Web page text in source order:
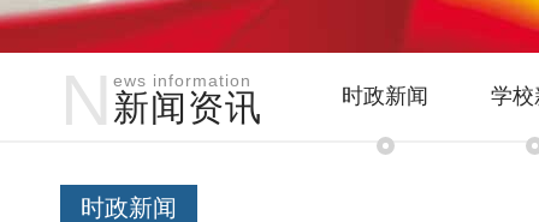
N ews information
新闻资讯 时政新闻 学
时政新闻